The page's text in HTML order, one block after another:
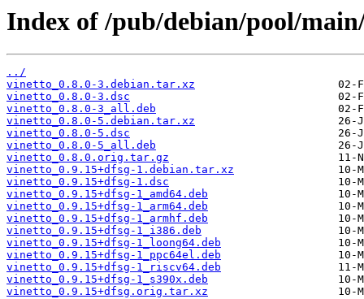
Index of /pub/debian/pool/
../
vinetto_0.8.0-3.debian.tar.xz
vinetto_0.8.0-3.dsc
vinetto_0.8.0-3_all.deb
vinetto_0.8.0-5.debian.tar.xz
vinetto_0.8.0-5.dsc
vinetto_0.8.0-5_all.deb
vinetto_0.8.0.orig.tar.gz
vinetto_0.9.15+dfsg-1.debian.tar.xz
vinetto_0.9.15+dfsg-1.dsc
vinetto_0.9.15+dfsg-1_amd64.deb
vinetto_0.9.15+dfsg-1_arm64.deb
vinetto_0.9.15+dfsg-1_armhf.deb
vinetto_0.9.15+dfsg-1_i386.deb
vinetto_0.9.15+dfsg-1_loong64.deb
vinetto_0.9.15+dfsg-1_ppc64el.deb
vinetto_0.9.15+dfsg-1_riscv64.deb
vinetto_0.9.15+dfsg-1_s390x.deb
vinetto_0.9.15+dfsg.orig.tar.xz